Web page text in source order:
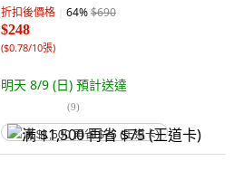
折扣後價格 64%$690
$248
($0.78/10張)
明天 8/9 (日) 預計送達
(9)
满 $1,500 再省 $75 (王道卡)